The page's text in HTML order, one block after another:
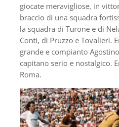
giocate meravigliose, in
braccio di una squadra
la squadra di Turone e di
Conti, di Pruzzo e Tovalieri.
grande e compianto
capitano serio e nostalgico.
Roma.